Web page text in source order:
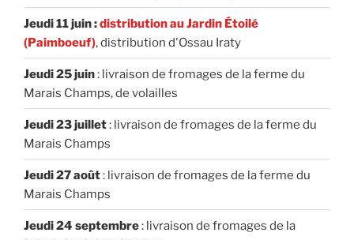
Jeudi 11 juin :distribution au Jardin Étoilé
(Paimboeuf), distribution d'Ossau Iraty
Jeudi 25 juin: livraison de fromages de la ferme du
Marais Champs, de volailles
Jeudi 23 juillet: livraison de fromages de la ferme du
Marais Champs
Jeudi 27 août: livraison de fromages de la ferme du
Marais Champs
Jeudi 24 septembre: livraison de fromages de la